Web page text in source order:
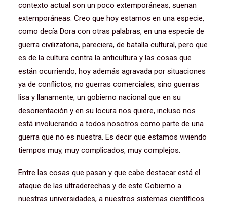
contexto actual son un poco extemporáneas, suenan
extemporáneas. Creo que hoy estamos en una especie,
como decía Dora con otras palabras, en una especie de
guerra civilizatoria, pareciera, de batalla cultural, pero que
es de la cultura contra la anticultura y las cosas que
están ocurriendo, hoy además agravada por situaciones
ya de conflictos, no guerras comerciales, sino guerras
lisa y llanamente, un gobierno nacional que en su
desorientación y en su locura nos quiere, incluso nos
está involucrando a todos nosotros como parte de una
guerra que no es nuestra. Es decir que estamos viviendo
tiempos muy, muy complicados, muy complejos.
Entre las cosas que pasan y que cabe destacar está el
ataque de las ultraderechas y de este Gobierno a
nuestras universidades, a nuestros sistemas científicos